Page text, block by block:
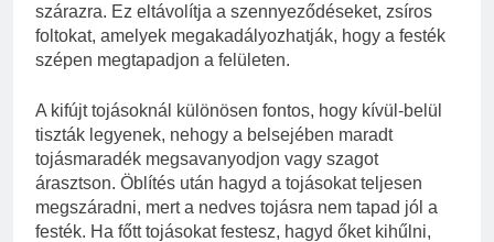
szárazra. Ez eltávolítja a szennyeződéseket, zsíros
foltokat, amelyek megakadályozhatják, hogy a festék
szépen megtapadjon a felületen.
A kifújt tojásoknál különösen fontos, hogy kívül-belül
tiszták legyenek, nehogy a belsejében maradt
tojásmaradék megsavanyodjon vagy szagot
árasztson. Öblítés után hagyd a tojásokat teljesen
megszáradni, mert a nedves tojásra nem tapad jól a
festék. Ha főtt tojásokat festesz, hagyd őket kihűlni,